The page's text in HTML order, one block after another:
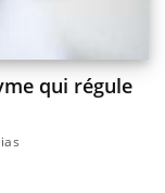
qui régule